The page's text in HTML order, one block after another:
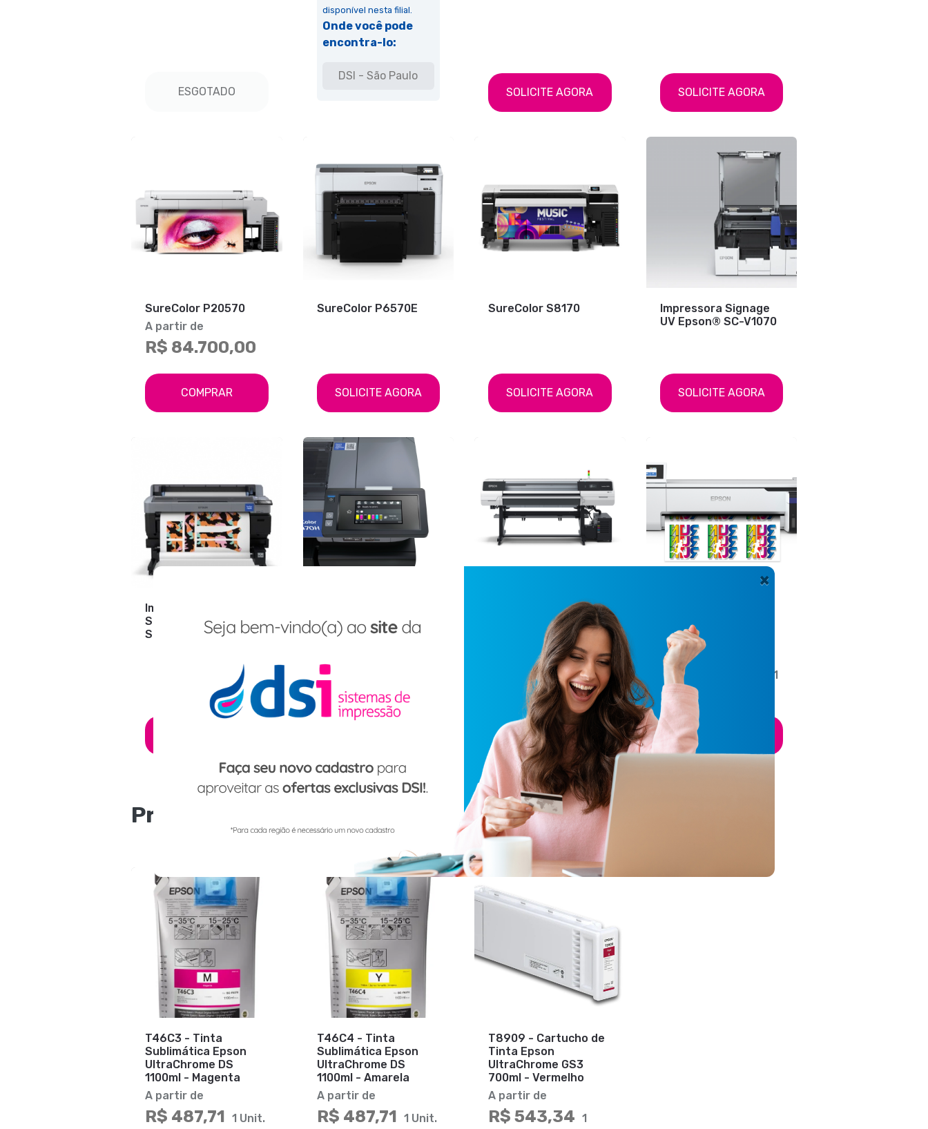
ESGOTADO
disponível nesta filial.
Onde você pode
encontra-lo:
DSI - São Paulo
SOLICITE AGORA SOLICITE AGORA
SureColor P20570
A partir de
R$ 84.700,00
COMPRAR
SureColor P6570E
SOLICITE AGORA
SureColor S8170
SOLICITE AGORA
Impressora Signage
UV Epson® SC-V1070
SOLICITE AGORA
Impressora
Sublimática Epson®
SureColor F6470
Sublimática Epson®
SureColor F6470H
Impressora DTF Epson
SOLICITE AGORA
Sublimática Epson®
SureColor F570
A partir de
R$ 11.900,00
1
Unit.
COMPRAR
Produtos mais Vendidos
T46C3 - Tinta
Sublimática Epson
UltraChrome DS
1100ml - Magenta
A partir de
R$ 487,71 1 Unit.
T46C4 - Tinta
Sublimática Epson
UltraChrome DS
1100ml - Amarela
A partir de
R$ 487,71 1 Unit.
T8909 - Cartucho de
Tinta Epson
UltraChrome GS3
700ml - Vermelho
A partir de
R$ 543,34 1
×